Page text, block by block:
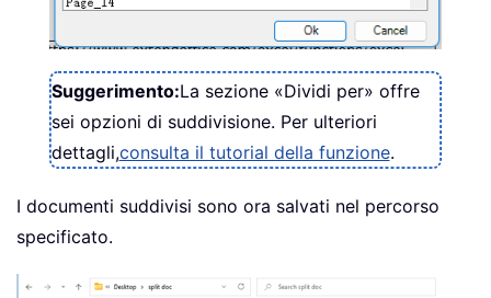
Suggerimento:La sezione «Dividi per» offre
sei opzioni di suddivisione. Per ulteriori
dettagli,consulta il tutorial della funzione.
I documenti suddivisi sono ora salvati nel percorso
specificato.